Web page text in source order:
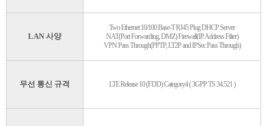
LAN 사양
Two Ethernet 10/100 Base-T RJ45 Plug DHCP Server
NAT(Port Forwarding, DMZ) Firewall(IP Address Filter)
VPN Pass Through(PPTP, LT2P and IPSec Pass Through)
무선 통신 규격 LTE Release 10 (FDD) Category4 ( 3GPP TS 34.521 )